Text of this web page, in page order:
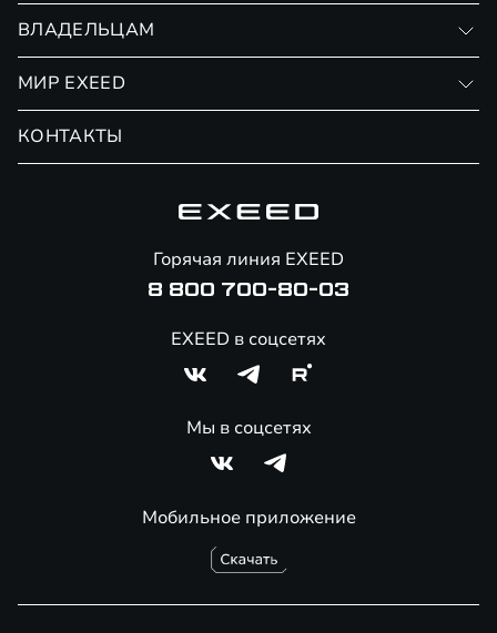
Страхование
ВЛАДЕЛЬЦАМ
Сервис
Помощь на дорогах
МИР EXEED
КОНТАКТЫ
Мобильное приложение
Горячая линия EXEED
8 800 700-80-03
EXEED в соцсетях
Мы в соцсетях